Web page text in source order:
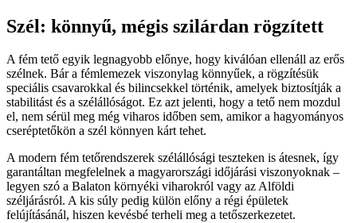
Szél: könnyű, mégis szilárdan rögzített
A fém tető egyik legnagyobb előnye, hogy kiválóan ellenáll az erős
szélnek. Bár a fémlemezek viszonylag könnyűek, a rögzítésük
speciális csavarokkal és bilincsekkel történik, amelyek biztosítják a
stabilitást és a szélállóságot. Ez azt jelenti, hogy a tető nem mozdul
el, nem sérül meg még viharos időben sem, amikor a hagyományos
cseréptetőkön a szél könnyen kárt tehet.
A modern fém tetőrendszerek szélállósági teszteken is átesnek, így
garantáltan megfelelnek a magyarországi időjárási viszonyoknak –
legyen szó a Balaton környéki viharokról vagy az Alföldi
széljárásról. A kis súly pedig külön előny a régi épületek
felújításánál, hiszen kevésbé terheli meg a tetőszerkezetet.